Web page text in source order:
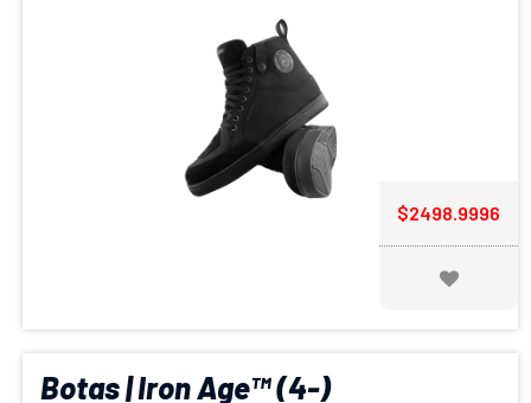
$2498.9996
Botas | Iron Age™ (4-)